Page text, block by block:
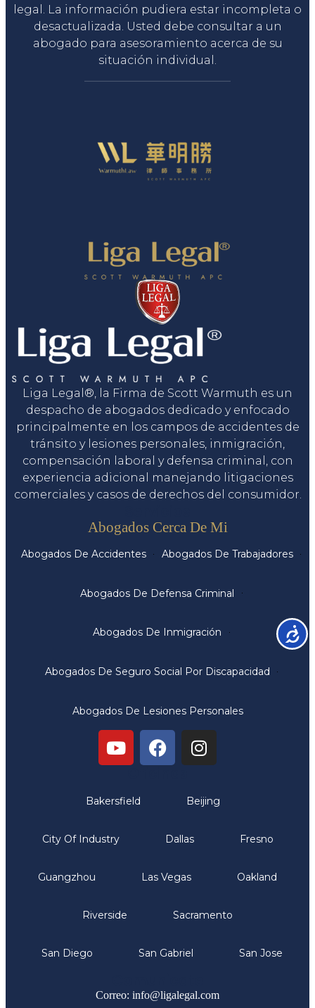
legal. La información pudiera estar incompleta o
desactualizada. Usted debe consultar a un
abogado para asesoramiento acerca de su
situación individual.
Liga Legal®, la Firma de Scott Warmuth es un
despacho de abogados dedicado y enfocado
principalmente en los campos de accidentes de
tránsito y lesiones personales, inmigración,
compensación laboral y defensa criminal, con
experiencia adicional manejando litigaciones
comerciales y casos de derechos del consumidor.
Abogados Cerca De Mi
Abogados De Accidentes Abogados De Trabajadores
Abogados De Defensa Criminal
Abogados De Inmigración
Abogados De Seguro Social Por Discapacidad
Abogados De Lesiones Personales
Bakersfield Beijing
City Of Industry Dallas Fresno
Guangzhou Las Vegas Oakland
Riverside Sacramento
San Diego San Gabriel San Jose
Correo: info@ligalegal.com